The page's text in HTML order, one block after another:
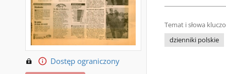
Dostęp ograniczony
Temat i słowa
dzienniki polskie